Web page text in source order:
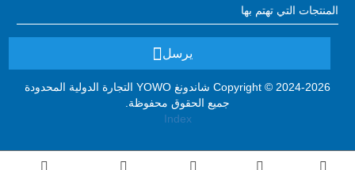
يرسل
Copyright © 2024-2026 شاندونغ YOWO التجارة الدولية المحدودة
جميع الحقوق محفوظة.
Index